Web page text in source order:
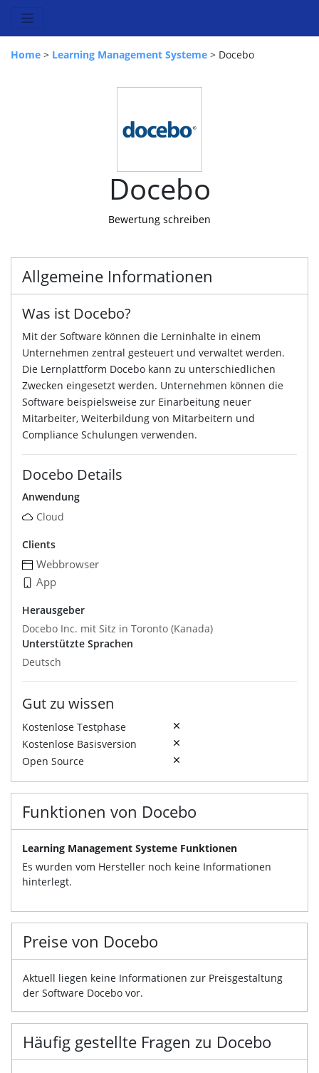
Home > Learning Management Systeme > Docebo
Docebo
Bewertung schreiben
Allgemeine Informationen
Was ist Docebo?
Mit der Software können die Lerninhalte in einem
Unternehmen zentral gesteuert und verwaltet werden.
Die Lernplattform Docebo kann zu unterschiedlichen
Zwecken eingesetzt werden. Unternehmen können die
Software beispielsweise zur Einarbeitung neuer
Mitarbeiter, Weiterbildung von Mitarbeitern und
Compliance Schulungen verwenden.
Docebo Details
Anwendung
Cloud
Clients
Webbrowser
App
Herausgeber
Docebo Inc. mit Sitz in Toronto (Kanada)
Unterstützte Sprachen
Deutsch
Gut zu wissen
Kostenlose Testphase
Kostenlose Basisversion
Open Source
Funktionen von Docebo
Learning Management Systeme Funktionen
Es wurden vom Hersteller noch keine Informationen
hinterlegt.
Preise von Docebo
Aktuell liegen keine Informationen zur Preisgestaltung
der Software Docebo vor.
Häufig gestellte Fragen zu Docebo